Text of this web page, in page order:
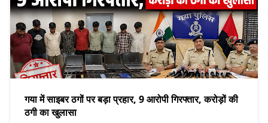
गया में साइबर ठगों पर बड़ा प्रहार, 9 आरोपी गिरफ्तार, करोड़ों की
ठगी का खुलासा